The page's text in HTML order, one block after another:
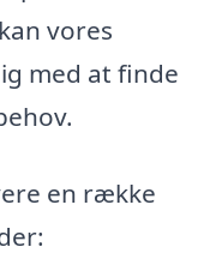
vores
med at finde
en række